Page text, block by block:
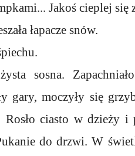
Jakoś cieplej się
łapacze snów.
sosna.
gary, moczyły się
ciasto w dzieży i
do drzwi. W